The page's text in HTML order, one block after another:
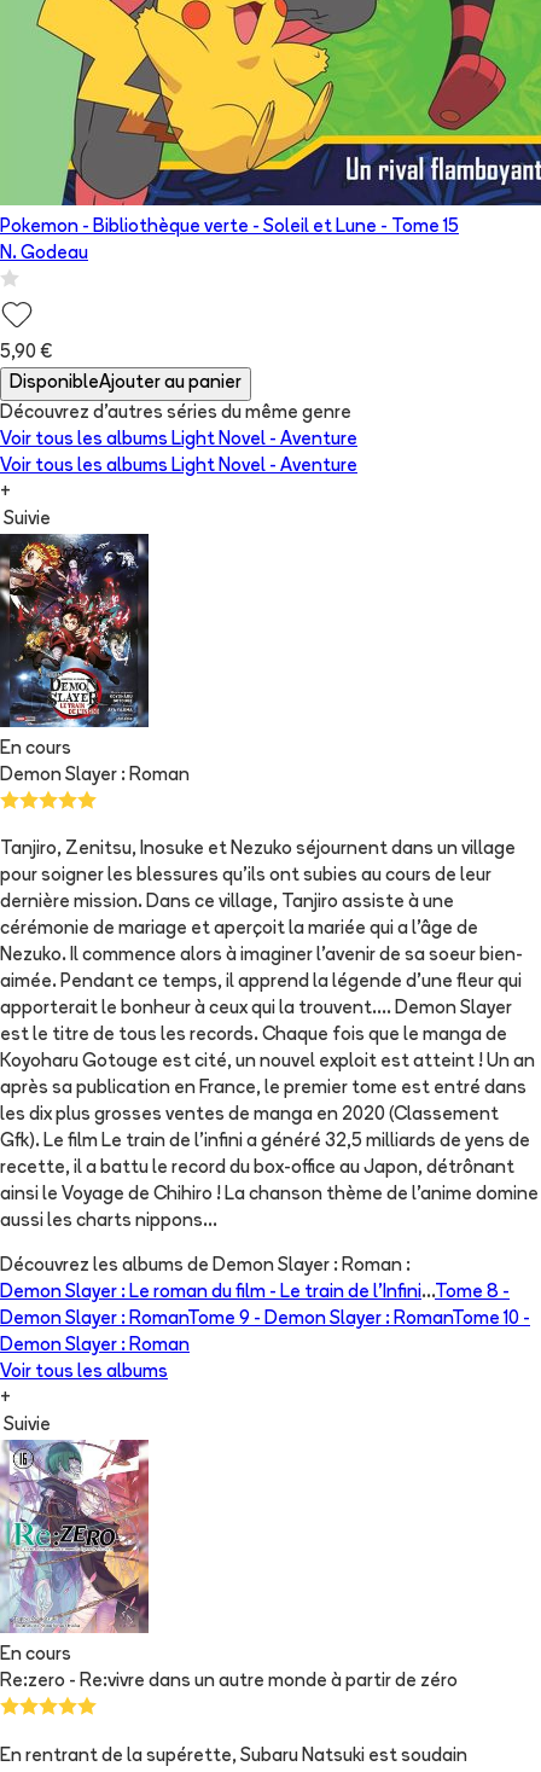
Pokemon - Bibliothèque verte - Soleil et Lune - Tome 15
N. Godeau
5,90 €
DisponibleAjouter au panier
Découvrez d'autres séries du même genre
Voir tous les albums Light Novel - Aventure
Voir tous les albums Light Novel - Aventure
+
Suivie
En cours
Demon Slayer : Roman
Tanjiro, Zenitsu, Inosuke et Nezuko séjournent dans un village
pour soigner les blessures qu'ils ont subies au cours de leur
dernière mission. Dans ce village, Tanjiro assiste à une
cérémonie de mariage et aperçoit la mariée qui a l'âge de
Nezuko. Il commence alors à imaginer l'avenir de sa soeur bien-
aimée. Pendant ce temps, il apprend la légende d'une fleur qui
apporterait le bonheur à ceux qui la trouvent.... Demon Slayer
est le titre de tous les records. Chaque fois que le manga de
Koyoharu Gotouge est cité, un nouvel exploit est atteint ! Un an
après sa publication en France, le premier tome est entré dans
les dix plus grosses ventes de manga en 2020 (Classement
Gfk). Le film Le train de l'infini a généré 32,5 milliards de yens de
recette, il a battu le record du box-office au Japon, détrônant
ainsi le Voyage de Chihiro ! La chanson thème de l'anime domine
aussi les charts nippons...
Découvrez les albums de Demon Slayer : Roman :
Demon Slayer : Le roman du film - Le train de l'Infini...Tome 8 -
Demon Slayer : RomanTome 9 - Demon Slayer : RomanTome 10 -
Demon Slayer : Roman
Voir tous les albums
+
Suivie
En cours
Re:zero - Re:vivre dans un autre monde à partir de zéro
En rentrant de la supérette, Subaru Natsuki est soudain